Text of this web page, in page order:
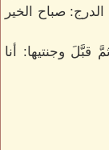
صباح الخير
قبَّلَ وجنتيها: أنا